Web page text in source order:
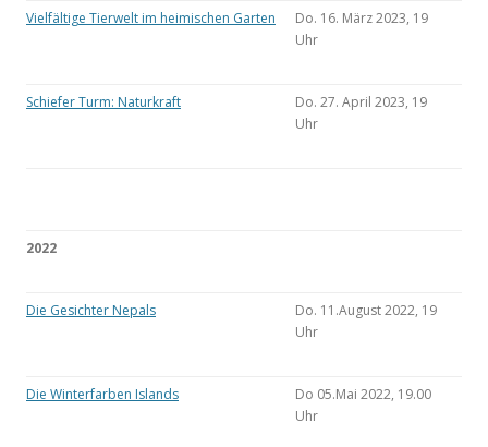
Vielfältige Tierwelt im heimischen Garten
Do. 16. März 2023, 19
Uhr
Schiefer Turm: Naturkraft
Do. 27. April 2023, 19
Uhr
2022
Die Gesichter Nepals
Do. 11.August 2022, 19
Uhr
Die Winterfarben Islands
Do 05.Mai 2022, 19.00
Uhr